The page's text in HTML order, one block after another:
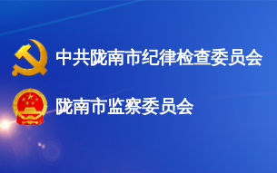
中共陇南市纪律检查委员会
陇南市监察委员会